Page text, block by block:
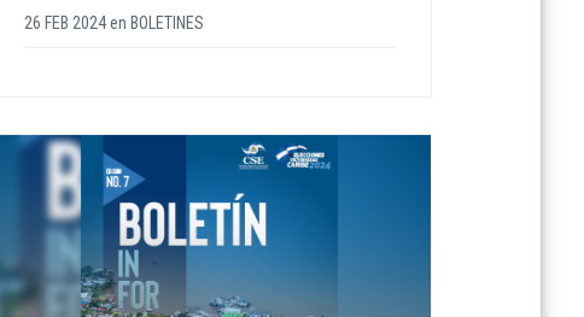
26 FEB 2024en BOLETINES